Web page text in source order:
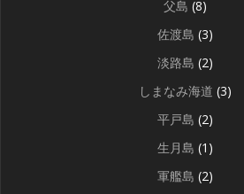
父島 (8)
佐渡島 (3)
淡路島 (2)
しまなみ海道 (3)
平戸島 (2)
生月島 (1)
軍艦島 (2)